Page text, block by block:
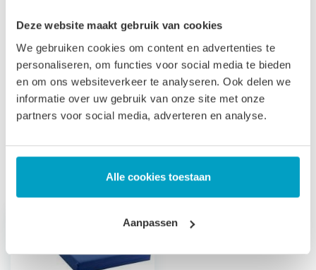
Deze website maakt gebruik van cookies
We gebruiken cookies om content en advertenties te
personaliseren, om functies voor social media te bieden
en om ons websiteverkeer te analyseren. Ook delen we
informatie over uw gebruik van onze site met onze
partners voor social media, adverteren en analyse.
Alle cookies toestaan
Aanpassen
Let op , door het flexibele materiaal, kunnen matrassen tot
2% afwijken in afmeting. Maatwerk matrassen zijn niet
direct leverbaar, de productie kost 3-4 weken tijd. Voor onze
voorwaarden betreft maatwerk matrassen verwijzen wij u
naar onze
algemene voorwaarden
Gerelateerde producten